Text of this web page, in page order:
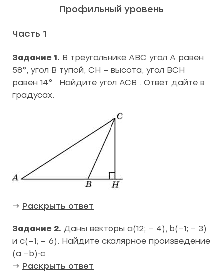
Профильный уровень
Часть 1
Задание 1. В треугольнике ABC угол A равен
58°, угол B тупой, CH — высота, угол BCH
равен 14° . Найдите угол ACB . Ответ дайте в
градусах.
→ Раскрыть ответ
Задание 2. Даны векторы a(12; − 4), b(−1; − 3)
и c(−1; − 6). Найдите скалярное произведение
(a −b)⋅c .
→ Раскрыть ответ